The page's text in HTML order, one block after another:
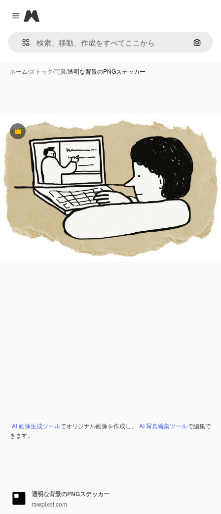
Close menu
Magnific
画像で
ホーム/ストック/写真/透明な背景のPNGステッカー
Premium
AI 画像生成ツールでオリジナル画像を作成し、 AI 写真編集ツールで編集で
きます。
透明な背景のPNGステッカー
rawpixel.com